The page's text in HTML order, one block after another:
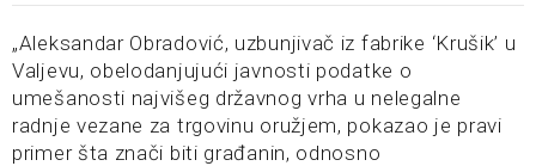
„Aleksandar Obradović, uzbunjivač iz fabrike ‘Krušik’ u
Valjevu, obelodanjujući javnosti podatke o
umešanosti najvišeg državnog vrha u nelegalne
radnje vezane za trgovinu oružjem, pokazao je pravi
primer šta znači biti građanin, odnosno